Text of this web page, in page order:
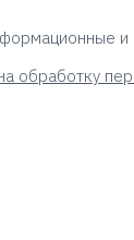
обработку